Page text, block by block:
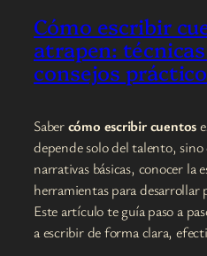
Cómo escribir
atrapen:
consejos
Sabercómo escribir cuentos
depende solo del talento,
narrativas básicas, conocer
herramientas para desarrollar
Este artículo te guía paso a
a escribir de forma clara,